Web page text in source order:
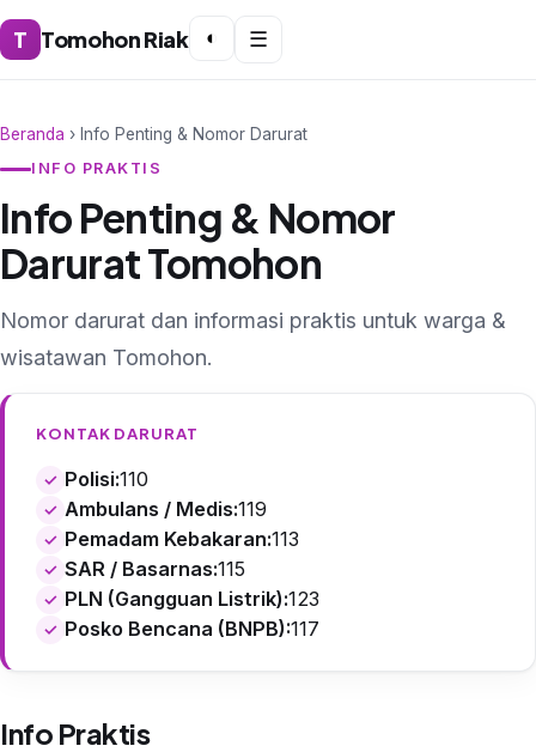
T Tomohon Riak ◐ ☰
Beranda › Info Penting & Nomor Darurat
INFO PRAKTIS
Info Penting & Nomor
Darurat Tomohon
Nomor darurat dan informasi praktis untuk warga &
wisatawan Tomohon.
KONTAK DARURAT
Polisi:110
Ambulans / Medis:119
Pemadam Kebakaran:113
SAR / Basarnas:115
PLN (Gangguan Listrik):123
Posko Bencana (BNPB):117
Info Praktis